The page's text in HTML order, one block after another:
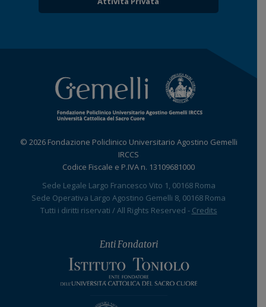
© 2026 Fondazione Policlinico Universitario Agostino Gemelli
IRCCS
Codice Fiscale e P.IVA n. 13109681000
Sede Legale Largo Francesco Vito 1, 00168 Roma
Sede Operativa Largo Agostino Gemelli 8, 00168 Roma
Tutti i diritti riservati / All Rights Reserved - Credits
Enti Fondatori